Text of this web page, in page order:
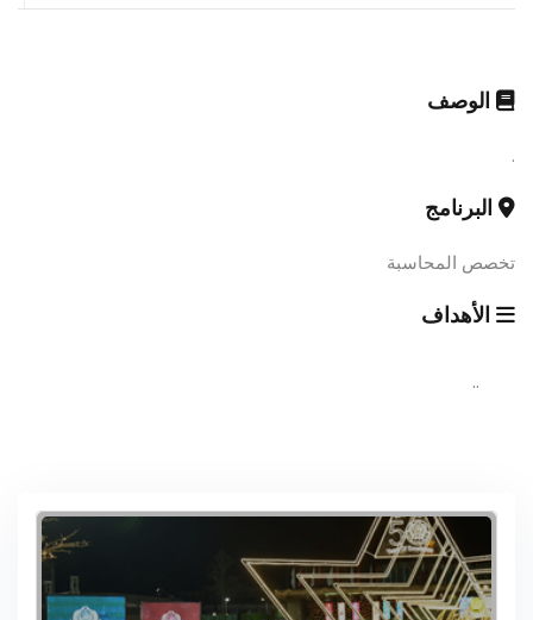
الوصف
.
البرنامج
تخصص المحاسبة
الأهداف
..